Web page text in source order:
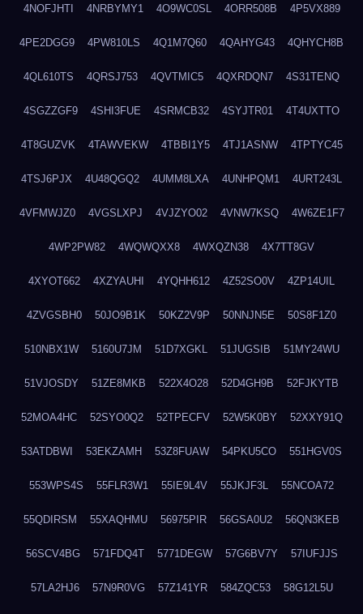
4NOFJHTI 4NRBYMY1 4O9WC0SL 4ORR508B 4P5VX889
4PE2DGG9 4PW810LS 4Q1M7Q60 4QAHYG43 4QHYCH8B
4QL610TS 4QRSJ753 4QVTMIC5 4QXRDQN7 4S31TENQ
4SGZZGF9 4SHI3FUE 4SRMCB32 4SYJTR01 4T4UXTTO
4T8GUZVK 4TAWVEKW 4TBBI1Y5 4TJ1ASNW 4TPTYC45
4TSJ6PJX 4U48QGQ2 4UMM8LXA 4UNHPQM1 4URT243L
4VFMWJZ0 4VGSLXPJ 4VJZYO02 4VNW7KSQ 4W6ZE1F7
4WP2PW82 4WQWQXX8 4WXQZN38 4X7TT8GV
4XYOT662 4XZYAUHI 4YQHH612 4Z52SO0V 4ZP14UIL
4ZVGSBH0 50JO9B1K 50KZ2V9P 50NNJN5E 50S8F1Z0
510NBX1W 5160U7JM 51D7XGKL 51JUGSIB 51MY24WU
51VJOSDY 51ZE8MKB 522X4O28 52D4GH9B 52FJKYTB
52MOA4HC 52SYO0Q2 52TPECFV 52W5K0BY 52XXY91Q
53ATDBWI 53EKZAMH 53Z8FUAW 54PKU5CO 551HGV0S
553WPS4S 55FLR3W1 55IE9L4V 55JKJF3L 55NCOA72
55QDIRSM 55XAQHMU 56975PIR 56GSA0U2 56QN3KEB
56SCV4BG 571FDQ4T 5771DEGW 57G6BV7Y 57IUFJJS
57LA2HJ6 57N9R0VG 57Z141YR 584ZQC53 58G12L5U